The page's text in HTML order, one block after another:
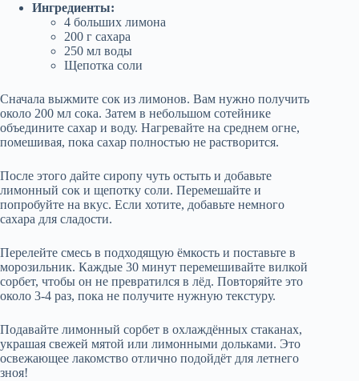
Ингредиенты:
4 больших лимона
200 г сахара
250 мл воды
Щепотка соли
Сначала выжмите сок из лимонов. Вам нужно получить
около 200 мл сока. Затем в небольшом сотейнике
объедините сахар и воду. Нагревайте на среднем огне,
помешивая, пока сахар полностью не растворится.
После этого дайте сиропу чуть остыть и добавьте
лимонный сок и щепотку соли. Перемешайте и
попробуйте на вкус. Если хотите, добавьте немного
сахара для сладости.
Перелейте смесь в подходящую ёмкость и поставьте в
морозильник. Каждые 30 минут перемешивайте вилкой
сорбет, чтобы он не превратился в лёд. Повторяйте это
около 3-4 раз, пока не получите нужную текстуру.
Подавайте лимонный сорбет в охлаждённых стаканах,
украшая свежей мятой или лимонными дольками. Это
освежающее лакомство отлично подойдёт для летнего
зноя!